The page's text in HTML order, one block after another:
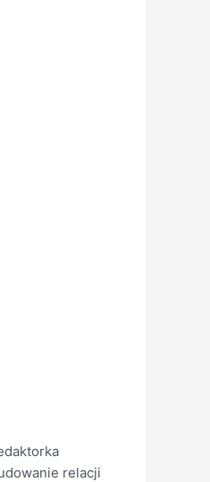
relacji